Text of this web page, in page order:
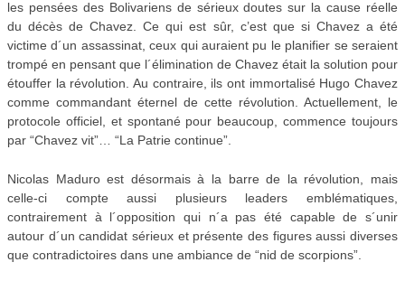
les pensées des Bolivariens de sérieux doutes sur la cause réelle
du décès de Chavez. Ce qui est sûr, c’est que si Chavez a été
victime d´un assassinat, ceux qui auraient pu le planifier se seraient
trompé en pensant que l´élimination de Chavez était la solution pour
étouffer la révolution. Au contraire, ils ont immortalisé Hugo Chavez
comme commandant éternel de cette révolution. Actuellement, le
protocole officiel, et spontané pour beaucoup, commence toujours
par “Chavez vit”… “La Patrie continue”.
Nicolas Maduro est désormais à la barre de la révolution, mais
celle-ci compte aussi plusieurs leaders emblématiques,
contrairement à l´opposition qui n´a pas été capable de s´unir
autour d´un candidat sérieux et présente des figures aussi diverses
que contradictoires dans une ambiance de “nid de scorpions”.